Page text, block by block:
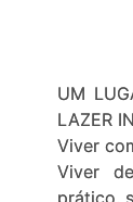
UM
LAZER
Viver
Viver